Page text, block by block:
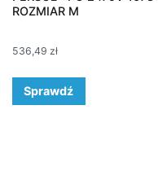
ROZMIAR M
536,49 zł
Sprawdź